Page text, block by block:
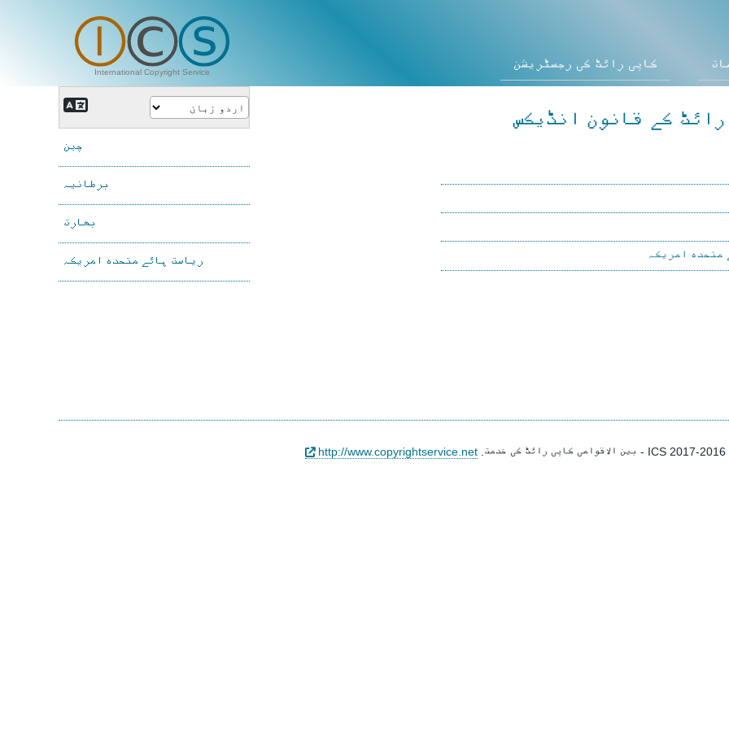
International Copyright Service کاپی رائٹ کی رجسٹریشن
کے قانون انڈیکس
متحدہ امریکہ
چین
برطانیہ
بھارت
ریاست ہائے متحدہ امریکہ
ICS - بین الاقوامی کاپی رائٹ کی خدمت.http://www.copyrightservice.net